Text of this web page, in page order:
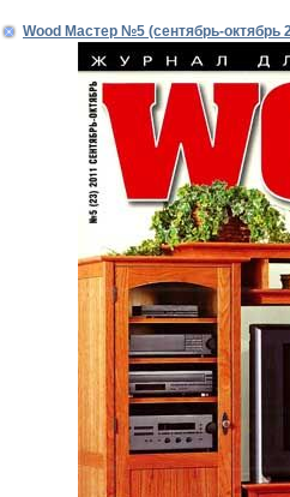
Wood Мастер №5 (сентябрь-октябрь